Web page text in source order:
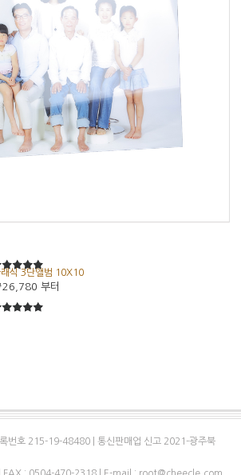
중에서
식 3단앨범 10X10
부터
번호 215-19-48480 | 통신판매업 신고 2021-광주북
FAX : 0504-470-2318 | E-mail : root@cheecle.com